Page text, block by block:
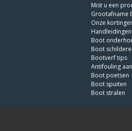
Mist u een
Grootafname
Onze
Handleidingen
Boot
Boot
Bootverf tips
Antifouling
Boot poetsen
Boot spuiten
Boot stralen